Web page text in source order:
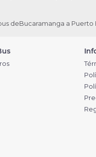
deBucaramanga a Puerto